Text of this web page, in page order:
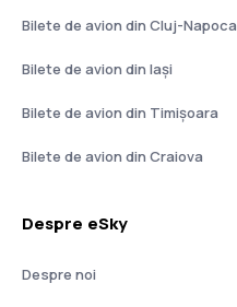
Bilete de avion din Cluj-Napoca
Bilete de avion din Iași
Bilete de avion din Timișoara
Bilete de avion din Craiova
Despre eSky
Despre noi